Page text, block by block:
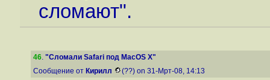
сломают".
46. "Сломали Safari под MacOS X"
Сообщение от Кирилл (??) on 31-Мрт-08, 14:13